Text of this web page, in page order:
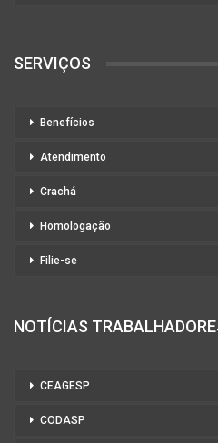
SERVIÇOS
Benefícios
Atendimento
Crachá
Homologação
Filie-se
NOTÍCIAS
CEAGESP
CODASP